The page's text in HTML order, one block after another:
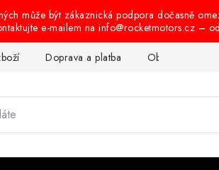
může být zákaznická podpora dočasně
e-mailem na info@rocketmotors.cz –
Doprava a platba Obchodní